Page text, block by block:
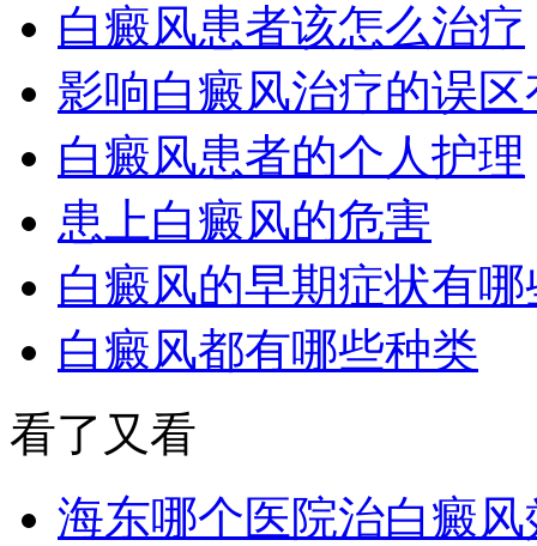
白癜风患者该怎么治疗
影响白癜风治疗的误
白癜风患者的个人护理
患上白癜风的危害
白癜风的早期症状有哪
白癜风都有哪些种类
看了又看
海东哪个医院治白癜